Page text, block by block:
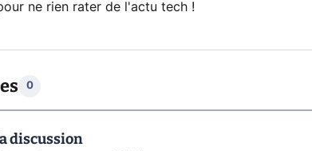
ne rien rater de l'actu tech !
0
discussion